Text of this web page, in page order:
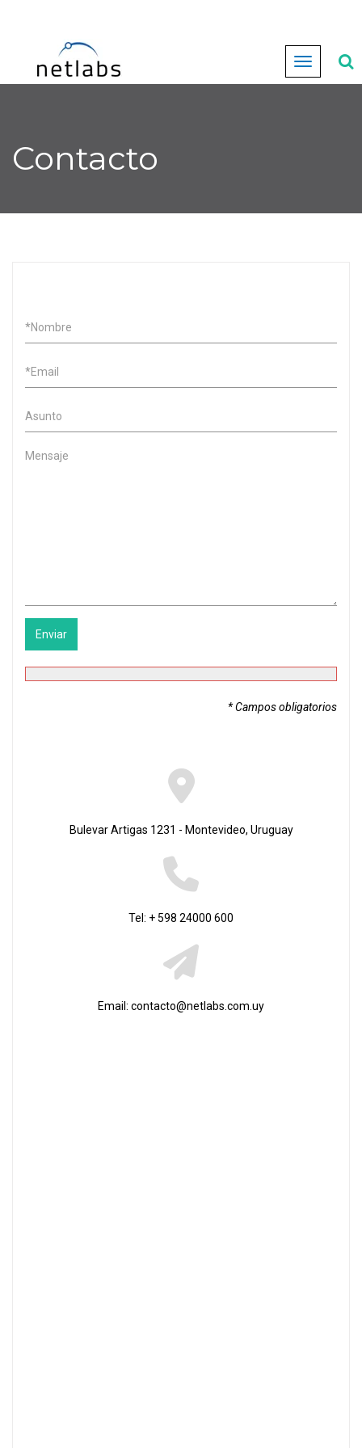
Cambiar
navegación
Contacto
* Campos obligatorios
Bulevar Artigas 1231 - Montevideo, Uruguay
Tel: + 598 24000 600
Email: contacto@netlabs.com.uy